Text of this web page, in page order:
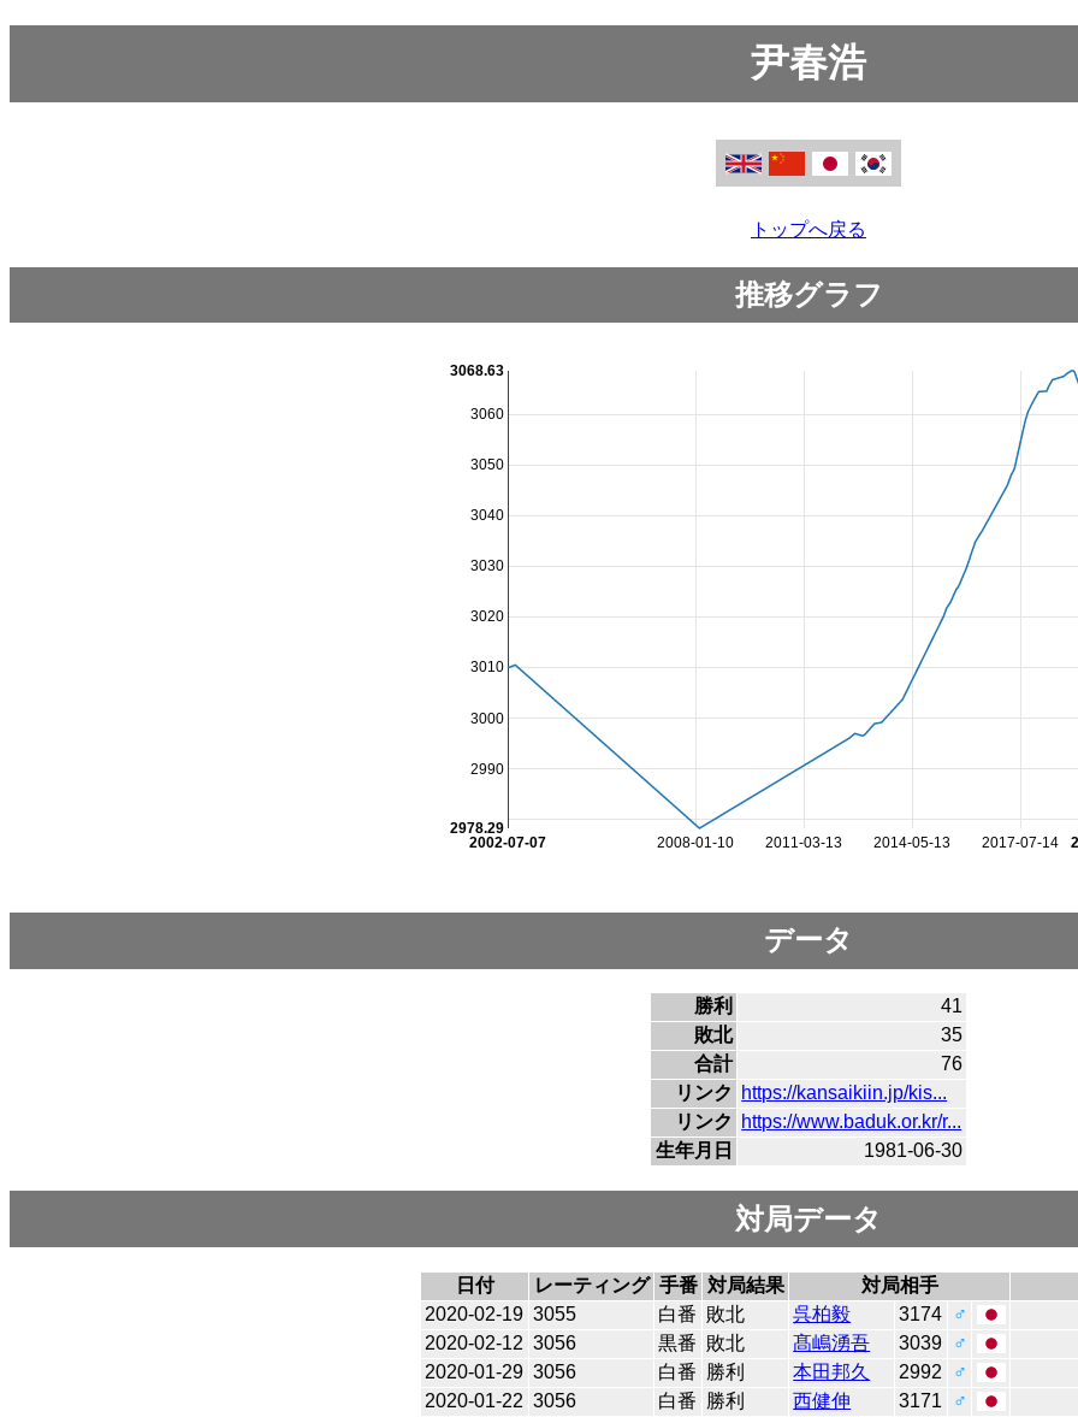
尹春浩
トップへ戻る
推移グラフ
2008-01-10 2011-03-13 2014-05-13 2017-07-14
2002-07-07
2990
3000
3010
3020
3030
3040
3050
3060
2978.29
3068.63
データ
勝利
41
敗北
35
合計
76
リンク
https://kansaikiin.jp/kis...
リンク
https://www.baduk.or.kr/r...
生年月日
1981-06-30
対局データ
日付 レーティング 手番 対局結果
対局相手
2020-02-19 3055 白番 敗北 呉柏毅 3174
♂
2020-02-12 3056 黒番 敗北 髙嶋湧吾 3039
♂
2020-01-29 3056 白番 勝利 本田邦久 2992
♂
2020-01-22 3056 白番 勝利 西健伸 3171
♂